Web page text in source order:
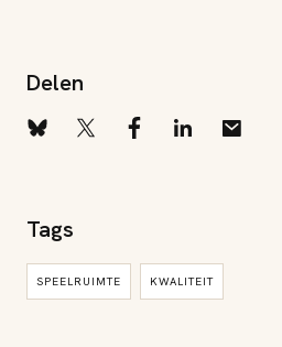
Delen
Tags
SPEELRUIMTE KWALITEIT